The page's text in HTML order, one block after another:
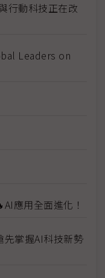
行動科技正在改
Leaders on
應用全面進化！
先掌握AI科技新勢